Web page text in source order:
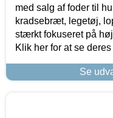
med salg af foder til
kradsebræt, legetøj,
stærkt fokuseret på
Klik her for at se
Se